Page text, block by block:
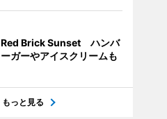
Red Brick Sunset ハンバ
ーガーやアイスクリームも
もっと見る